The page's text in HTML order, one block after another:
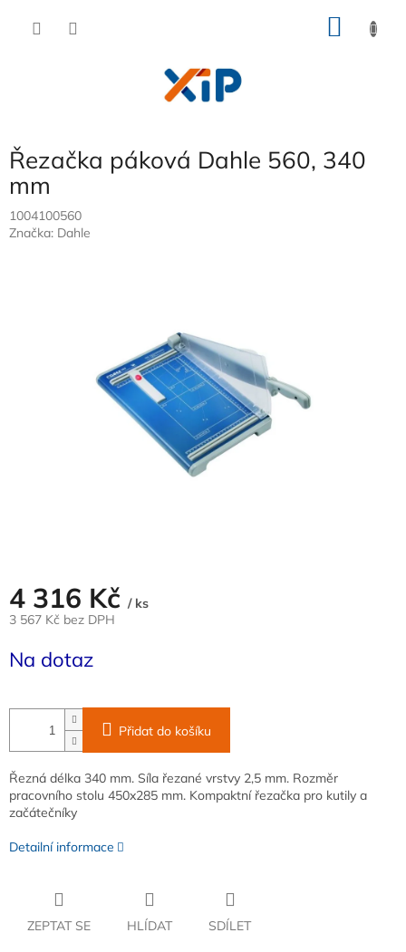
Řezačka páková Dahle 560, 340
mm
1004100560
Značka: Dahle
4 316 Kč / ks
3 567 Kč bez DPH
cena:
Na dotaz
Přidat do košíku
Řezná délka 340 mm. Síla řezané vrstvy 2,5 mm. Rozměr
pracovního stolu 450x285 mm. Kompaktní řezačka pro kutily a
začátečníky
Detailní informace
ZEPTAT SE HLÍDAT SDÍLET